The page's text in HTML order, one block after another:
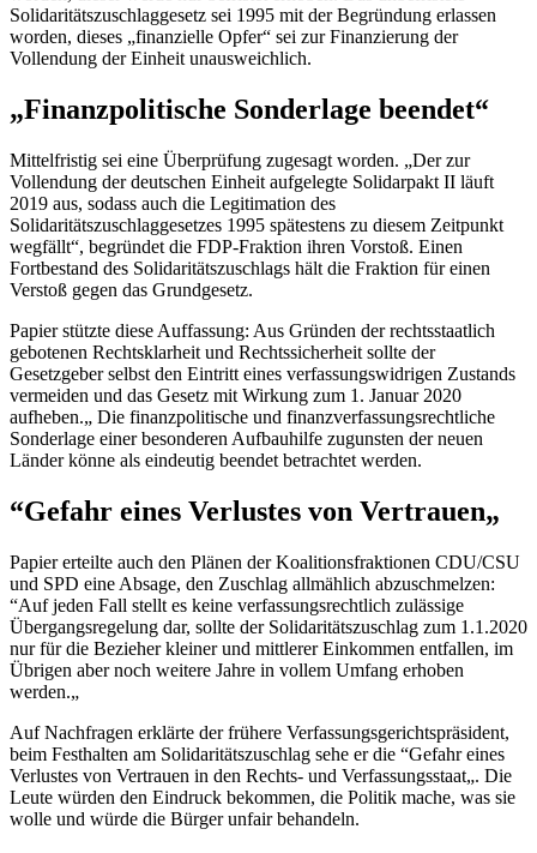
Solidaritätszuschlaggesetz sei 1995 mit der Begründung erlassen
worden, dieses „finanzielle Opfer“ sei zur Finanzierung der
Vollendung der Einheit unausweichlich.
„Finanzpolitische Sonderlage beendet“
Mittelfristig sei eine Überprüfung zugesagt worden. „Der zur
Vollendung der deutschen Einheit aufgelegte Solidarpakt II läuft
2019 aus, sodass auch die Legitimation des
Solidaritätszuschlaggesetzes 1995 spätestens zu diesem Zeitpunkt
wegfällt“, begründet die FDP-Fraktion ihren Vorstoß. Einen
Fortbestand des Solidaritätszuschlags hält die Fraktion für einen
Verstoß gegen das Grundgesetz.
Papier stützte diese Auffassung: Aus Gründen der rechtsstaatlich
gebotenen Rechtsklarheit und Rechtssicherheit sollte der
Gesetzgeber selbst den Eintritt eines verfassungswidrigen Zustands
vermeiden und das Gesetz mit Wirkung zum 1. Januar 2020
aufheben.„ Die finanzpolitische und finanzverfassungsrechtliche
Sonderlage einer besonderen Aufbauhilfe zugunsten der neuen
Länder könne als eindeutig beendet betrachtet werden.
“Gefahr eines Verlustes von Vertrauen„
Papier erteilte auch den Plänen der Koalitionsfraktionen CDU/CSU
und SPD eine Absage, den Zuschlag allmählich abzuschmelzen:
“Auf jeden Fall stellt es keine verfassungsrechtlich zulässige
Übergangsregelung dar, sollte der Solidaritätszuschlag zum 1.1.2020
nur für die Bezieher kleiner und mittlerer Einkommen entfallen, im
Übrigen aber noch weitere Jahre in vollem Umfang erhoben
werden.„
Auf Nachfragen erklärte der frühere Verfassungsgerichtspräsident,
beim Festhalten am Solidaritätszuschlag sehe er die “Gefahr eines
Verlustes von Vertrauen in den Rechts- und Verfassungsstaat„. Die
Leute würden den Eindruck bekommen, die Politik mache, was sie
wolle und würde die Bürger unfair behandeln.